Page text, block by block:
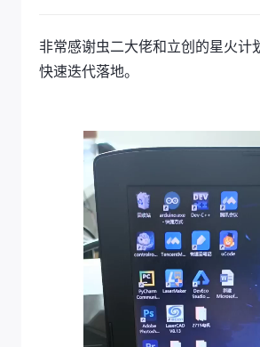
非常感谢虫二大佬和立创的星火计
快速迭代落地。